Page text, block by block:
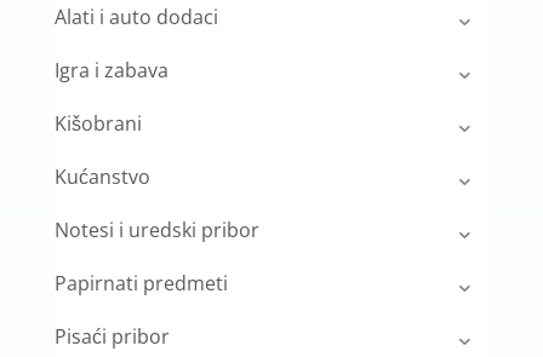
Alati i auto dodaci
Igra i zabava
Kišobrani
Kućanstvo
Notesi i uredski pribor
Papirnati predmeti
Pisaći pribor